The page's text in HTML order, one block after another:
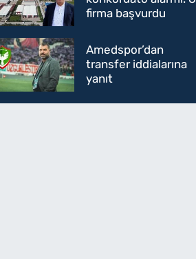
firma başvurdu
Amedspor’dan
transfer iddialarına
yanıt